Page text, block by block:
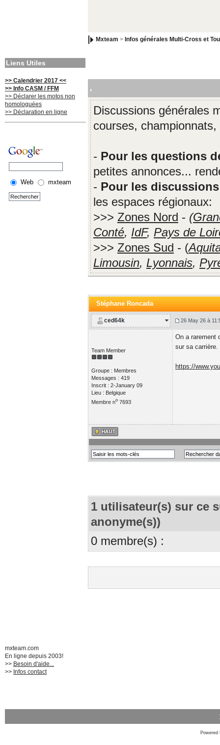
Liens Utiles
>> Calendrier 2017 <<
>> Info CASM / FFM
>> Déclarer les motos non
homologuées
>> Déclaration en ligne
Web mxteam
Mxteam > Infos générales Multi-Cross et
Discussions générales
courses,
- Pour les questions
petites annonces...
- Pour les
les espaces régionaux:
>>> Zones Nord - (
Conté, IdF, Pays de
>>> Zones Sud - (
Limousin, Lyonnais,
Stéphane Roncada
ced64k 26 May 26 à
Team Member
Groupe : Membres
Messages : 419
Inscrit : 2-January 09
Lieu : Belgique
Membre no7693
On a rarement
sur sa carrière.
https://
1 utilisateur(s) sur ce
anonyme(s))
0 membre(s) :
mxteam.com
En ligne depuis 2003!
>> Besoin d'aide...
>> Infos contact